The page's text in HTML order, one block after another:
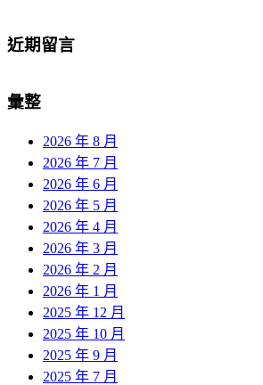
近期留言
彙整
2026 年 8 月
2026 年 7 月
2026 年 6 月
2026 年 5 月
2026 年 4 月
2026 年 3 月
2026 年 2 月
2026 年 1 月
2025 年 12 月
2025 年 10 月
2025 年 9 月
2025 年 7 月